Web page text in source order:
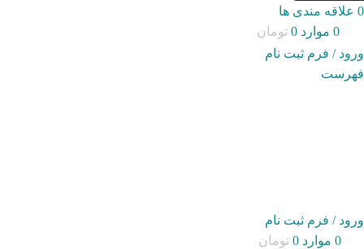
0 علاقه مندی ها
0 موارد 0 تومان
ورود / فرم ثبت نام
فهرست
ورود / فرم ثبت نام
0 موارد 0 تومان